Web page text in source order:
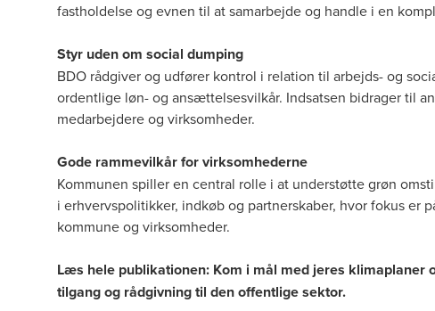
fastholdelse og evnen til at samarbejde og handle i en
Styr uden om social dumping
BDO rådgiver og udfører kontrol i relation til arbejds- og
ordentlige løn- og ansættelsesvilkår. Indsatsen bidrager til
medarbejdere og virksomheder.
Gode rammevilkår for virksomhederne
Kommunen spiller en central rolle i at understøtte grøn
i erhvervspolitikker, indkøb og partnerskaber, hvor fokus er
kommune og virksomheder.
Læs hele publikationen: Kom i mål med jeres klimaplaner
tilgang og rådgivning til den offentlige sektor.